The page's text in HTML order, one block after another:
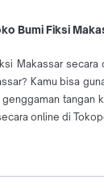
Bumi Fiksi
Makassar
Kamu bisa
tangan
online di